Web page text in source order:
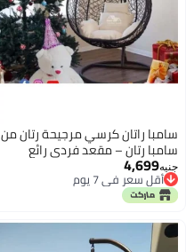
سامبا راتان كرسي مرجيحة رتان من
سامبا رتان – مقعد فردي رائع
لحظات الاسترخاء
جنيه4,699
أقل سعر في 7 يوم
أقل سعر في 7 يوم